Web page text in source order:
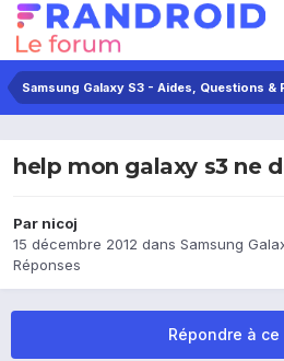
Samsung Galaxy S3 - Aides, Questions &
help mon galaxy s3 ne
Par nicoj
15 décembre 2012 dans Samsung
Réponses
Répondre à